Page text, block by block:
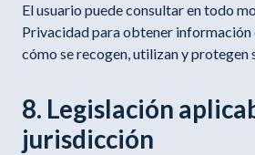
El usuario puede consultar en todo
Privacidad para obtener
cómo se recogen, utilizan y protegen
8. Legislación
jurisdicción